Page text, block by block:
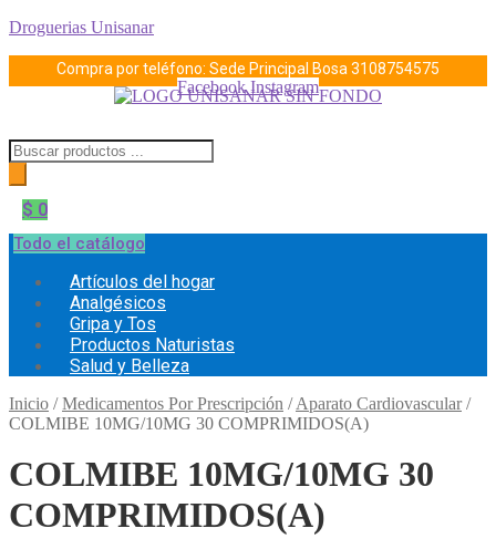
Droguerias Unisanar
Compra por teléfono: Sede Principal Bosa 3108754575
Facebook Instagram
Búsqueda
de
productos
$ 0
Todo el catálogo
Menú
Artículos del hogar
Analgésicos
Gripa y Tos
Productos Naturistas
Salud y Belleza
Inicio /Medicamentos Por Prescripción /Aparato Cardiovascular/
COLMIBE 10MG/10MG 30 COMPRIMIDOS(A)
COLMIBE 10MG/10MG 30
COMPRIMIDOS(A)